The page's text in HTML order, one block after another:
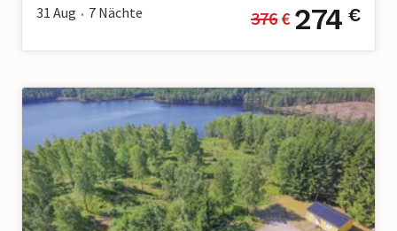
31 Aug • 7 Nächte 376 € 274 €